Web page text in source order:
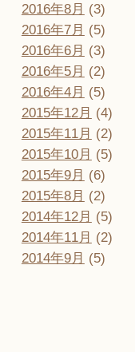
2016年8月 (3)
2016年7月 (5)
2016年6月 (3)
2016年5月 (2)
2016年4月 (5)
2015年12月 (4)
2015年11月 (2)
2015年10月 (5)
2015年9月 (6)
2015年8月 (2)
2014年12月 (5)
2014年11月 (2)
2014年9月 (5)